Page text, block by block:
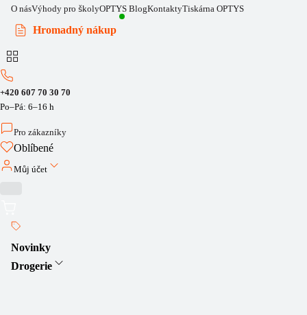
O násVýhody pro školyOPTYS BlogKontaktyTiskárna OPTYS
Hromadný nákup
+420 607 70 30 70
Po–Pá: 6–16 h
Pro zákazníky
Oblíbené
Můj účet
Novinky
Drogerie